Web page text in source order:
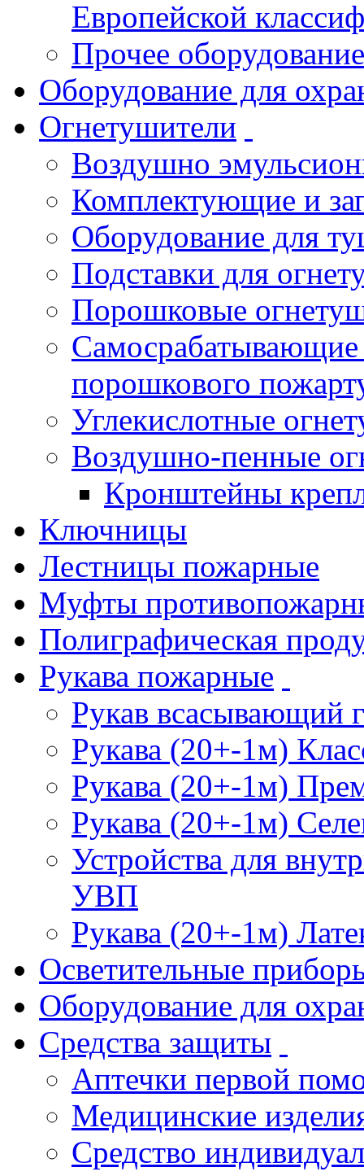
Европейской
Прочее оборудование
Оборудование для
Огнетушители
Воздушно
Комплектующие и
Оборудование для
Подставки для
Порошковые
порошкового
Углекислотные
Воздушно-пенные
Кронштейны
Ключницы
Лестницы пожарные
Муфты
Полиграфическая
Рукава пожарные
Рукав всасывающий
Рукава (20+-1м)
Рукава (20+-1м)
Рукава (20+-1м)
Устройства для
УВП
Рукава (20+-1м)
Осветительные
Оборудование для
Средства защиты
Аптечки первой
Медицинские
Средство